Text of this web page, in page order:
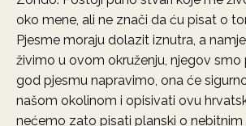
oko mene, ali ne znači da ću pisat o
Pjesme moraju dolazit iznutra, a
živimo u ovom okruženju, njegov smo
god pjesmu napravimo, ona će
našom okolinom i opisivati ovu
nećemo zato pisati planski o nebitnim